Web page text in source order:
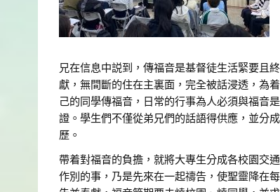
兄在信息中説到，傳福音是基督徒生活緊要且
獻，無間斷的住在主裏面，完全被話浸透，為
己的同學傳福音，日常的行事為人必須與福音
證。學生們不僅從弟兄們的話語得供應，並分
歷。
帶着對福音的負擔，就將大專生分成各校園交
作別的事，乃是先來在一起禱告，使聖靈降在